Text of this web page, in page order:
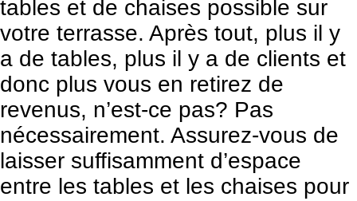
tables et de chaises possible sur
votre terrasse. Après tout, plus il y
a de tables, plus il y a de clients et
donc plus vous en retirez de
revenus, n’est-ce pas? Pas
nécessairement. Assurez-vous de
laisser suffisamment d’espace
entre les tables et les chaises pour